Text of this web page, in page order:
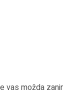
vas možda